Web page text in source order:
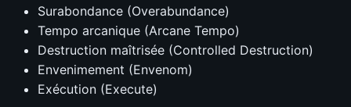
Surabondance (Overabundance)
Tempo arcanique (Arcane Tempo)
Destruction maîtrisée (Controlled Destruction)
Envenimement (Envenom)
Exécution (Execute)